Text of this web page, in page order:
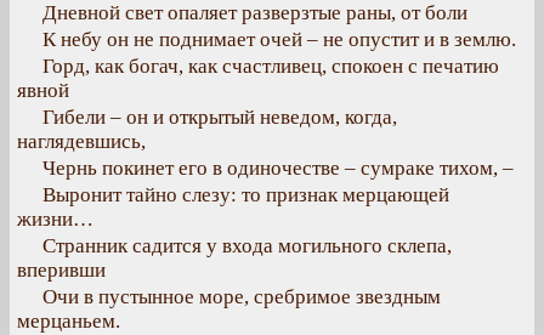
Дневной свет опаляет разверзтые раны, от боли
К небу он не поднимает очей – не опустит и в землю.
Горд, как богач, как счастливец, спокоен с печатию
явной
Гибели – он и открытый неведом, когда,
наглядевшись,
Чернь покинет его в одиночестве – сумраке тихом, –
Выронит тайно слезу: то признак мерцающей
жизни…
Странник садится у входа могильного склепа,
вперивши
Очи в пустынное море, сребримое звездным
мерцаньем.